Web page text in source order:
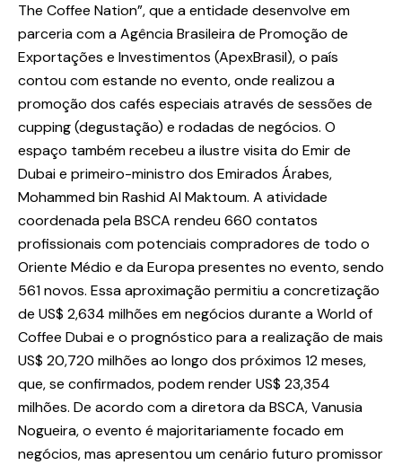
The Coffee Nation”, que a entidade desenvolve em
parceria com a Agência Brasileira de Promoção de
Exportações e Investimentos (ApexBrasil), o país
contou com estande no evento, onde realizou a
promoção dos cafés especiais através de sessões de
cupping (degustação) e rodadas de negócios. O
espaço também recebeu a ilustre visita do Emir de
Dubai e primeiro-ministro dos Emirados Árabes,
Mohammed bin Rashid Al Maktoum. A atividade
coordenada pela BSCA rendeu 660 contatos
profissionais com potenciais compradores de todo o
Oriente Médio e da Europa presentes no evento, sendo
561 novos. Essa aproximação permitiu a concretização
de US$ 2,634 milhões em negócios durante a World of
Coffee Dubai e o prognóstico para a realização de mais
US$ 20,720 milhões ao longo dos próximos 12 meses,
que, se confirmados, podem render US$ 23,354
milhões. De acordo com a diretora da BSCA, Vanusia
Nogueira, o evento é majoritariamente focado em
negócios, mas apresentou um cenário futuro promissor